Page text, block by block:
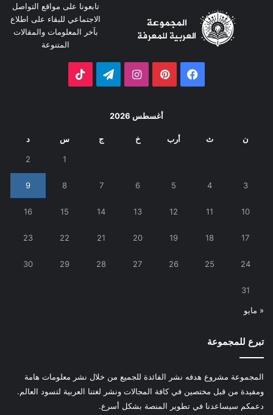
تابعونا على مواقع التواصل
الاجتماعي للبقاء على اطلاع
بآخر المعلومات والمقالات
المتنوعة
فيسبوك بينتيريستانستقرامتيلقرام
أغسطس 2026
ن ث أرب خ ج س د
1
2
3
4
5
6
7
8
9
10
11
12
13
14
15
16
17
18
19
20
21
22
23
24
25
26
27
28
29
30
31
« مايو
تبرع للمجموعة
المجموعة مشروع هدفه نشر الفائدة للجميع من خلال نشر معلومات هامة
ومفيدة من قبل مختصين في كافة المجالات ونشر لغتنا العربية لتسود العالم.
دعمكم سيساعدنا في تطوير المنصة بشكل أسرع.